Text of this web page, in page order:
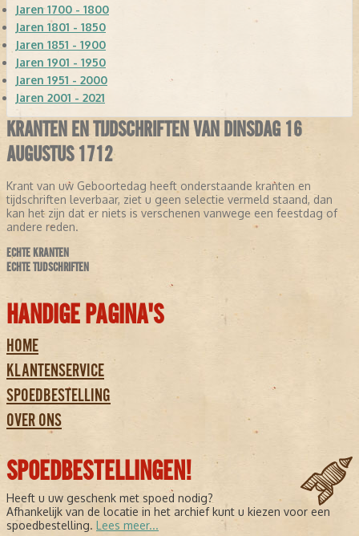
Jaren 1700 - 1800
Jaren 1801 - 1850
Jaren 1851 - 1900
Jaren 1901 - 1950
Jaren 1951 - 2000
Jaren 2001 - 2021
KRANTEN EN TIJDSCHRIFTEN VAN DINSDAG 16
AUGUSTUS 1712
Krant van uw Geboortedag heeft onderstaande kranten en
tijdschriften leverbaar, ziet u geen selectie vermeld staand, dan
kan het zijn dat er niets is verschenen vanwege een feestdag of
andere reden.
ECHTE KRANTEN
ECHTE TIJDSCHRIFTEN
HANDIGE PAGINA'S
HOME
KLANTENSERVICE
SPOEDBESTELLING
OVER ONS
SPOEDBESTELLINGEN!
Heeft u uw geschenk met spoed nodig?
Afhankelijk van de locatie in het archief kunt u kiezen voor een
spoedbestelling. Lees meer...